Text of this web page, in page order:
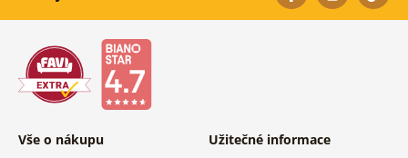
Vše o nákupu Užitečné informace